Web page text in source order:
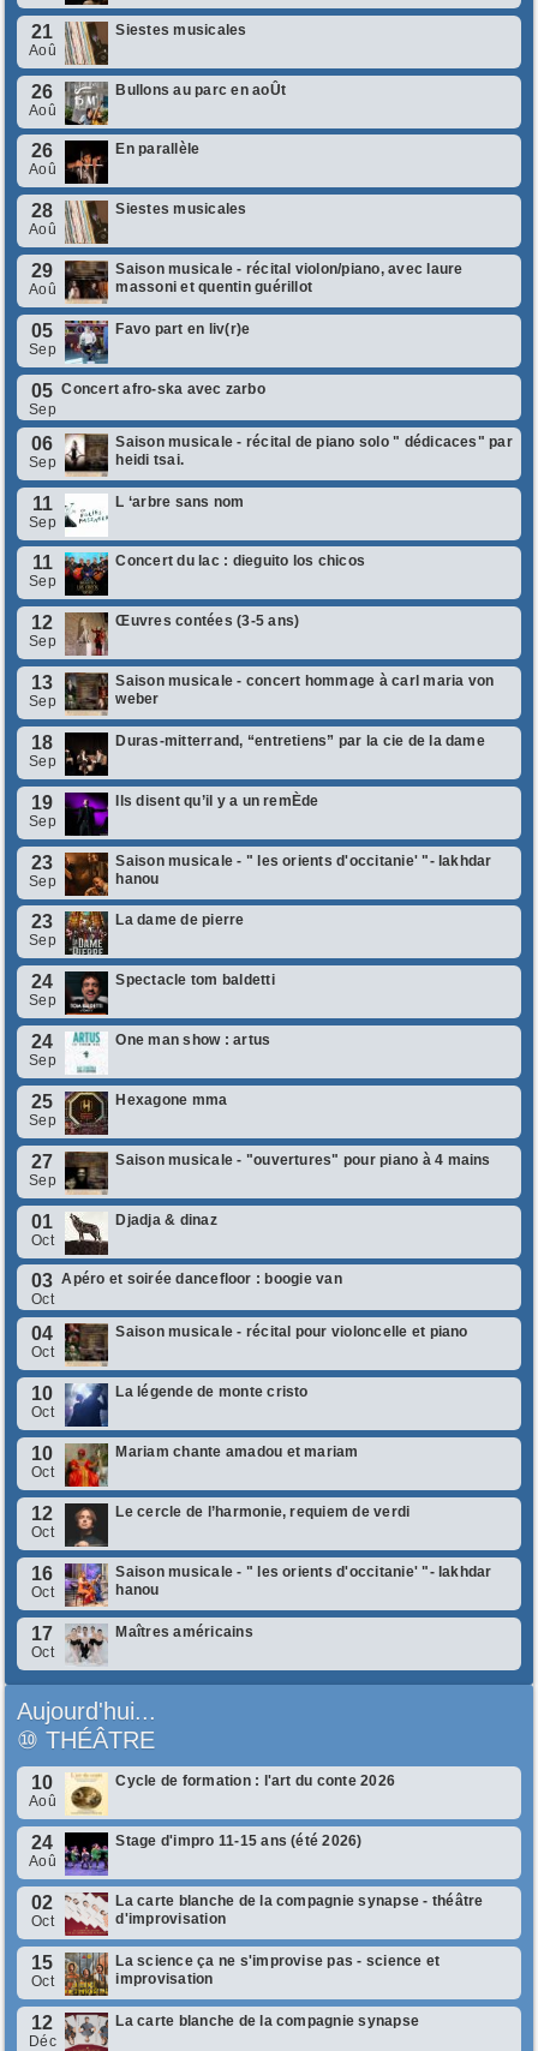
21
Aoû
Siestes musicales
26
Aoû
Bullons au parc en aoÛt
26
Aoû
En parallèle
28
Aoû
Siestes musicales
29
Aoû
Saison musicale - récital violon/piano, avec laure
massoni et quentin guérillot
05
Sep
Favo part en liv(r)e
05
Sep
Concert afro-ska avec zarbo
06
Sep
Saison musicale - récital de piano solo " dédicaces" par
heidi tsai.
11
Sep
L ‘arbre sans nom
11
Sep
Concert du lac : dieguito los chicos
12
Sep
Œuvres contées (3-5 ans)
13
Sep
Saison musicale - concert hommage à carl maria von
weber
18
Sep
Duras-mitterrand, “entretiens” par la cie de la dame
19
Sep
Ils disent qu’il y a un remÈde
23
Sep
Saison musicale - " les orients d'occitanie' "- lakhdar
hanou
23
Sep
La dame de pierre
24
Sep
Spectacle tom baldetti
24
Sep
One man show : artus
25
Sep
Hexagone mma
27
Sep
Saison musicale - "ouvertures" pour piano à 4 mains
01
Oct
Djadja & dinaz
03
Oct
Apéro et soirée dancefloor : boogie van
04
Oct
Saison musicale - récital pour violoncelle et piano
10
Oct
La légende de monte cristo
10
Oct
Mariam chante amadou et mariam
12
Oct
Le cercle de l’harmonie, requiem de verdi
16
Oct
Saison musicale - " les orients d'occitanie' "- lakhdar
hanou
17
Oct
Maîtres américains
Aujourd'hui...
⑩THÉÂTRE
10
Aoû
Cycle de formation : l'art du conte 2026
24
Aoû
Stage d'impro 11-15 ans (été 2026)
02
Oct
La carte blanche de la compagnie synapse - théâtre
d'improvisation
15
Oct
La science ça ne s'improvise pas - science et
improvisation
12
Déc
La carte blanche de la compagnie synapse